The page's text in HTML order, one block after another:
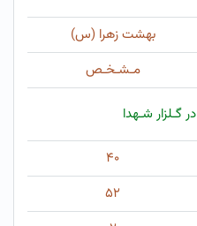
بهشت زهرا (س)
مـشـخـص
در گـلزار شـهدا
۴۰
۵۲